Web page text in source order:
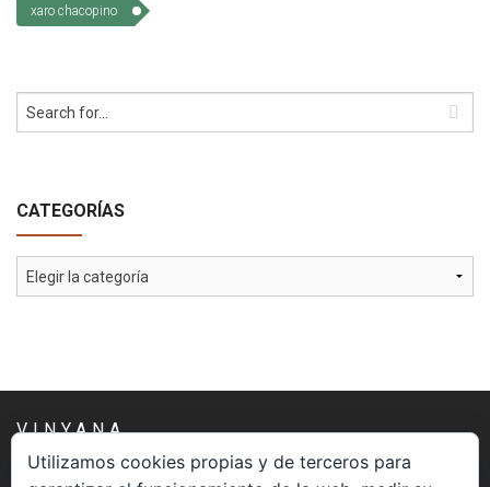
xaro chacopino
CATEGORÍAS
Categorías
VINYANA
Utilizamos cookies propias y de terceros para